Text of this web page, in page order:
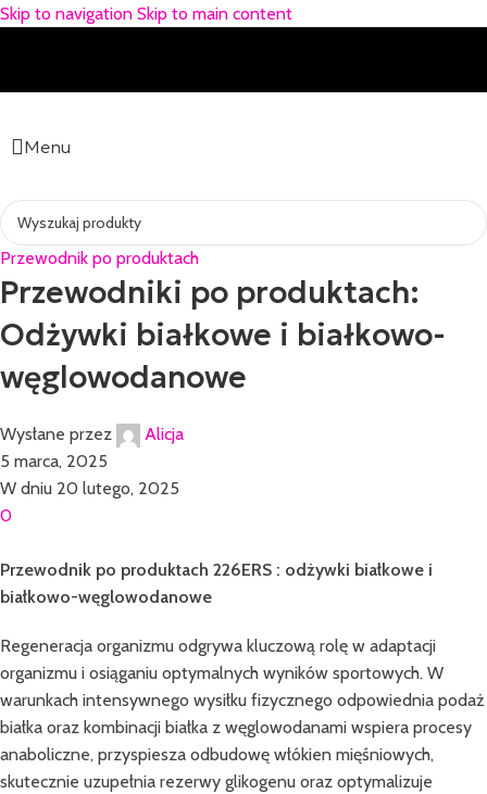
Skip to navigation Skip to main content
Menu
Przewodnik po produktach
Przewodniki po produktach:
Odżywki białkowe i białkowo-
węglowodanowe
Wysłane przez
Alicja
5 marca, 2025
W dniu 20 lutego, 2025
0
Przewodnik po produktach 226ERS : odżywki białkowe i
białkowo-węglowodanowe
Regeneracja organizmu odgrywa kluczową rolę w adaptacji
organizmu i osiąganiu optymalnych wyników sportowych. W
warunkach intensywnego wysiłku fizycznego odpowiednia podaż
białka oraz kombinacji białka z węglowodanami wspiera procesy
anaboliczne, przyspiesza odbudowę włókien mięśniowych,
skutecznie uzupełnia rezerwy glikogenu oraz optymalizuje